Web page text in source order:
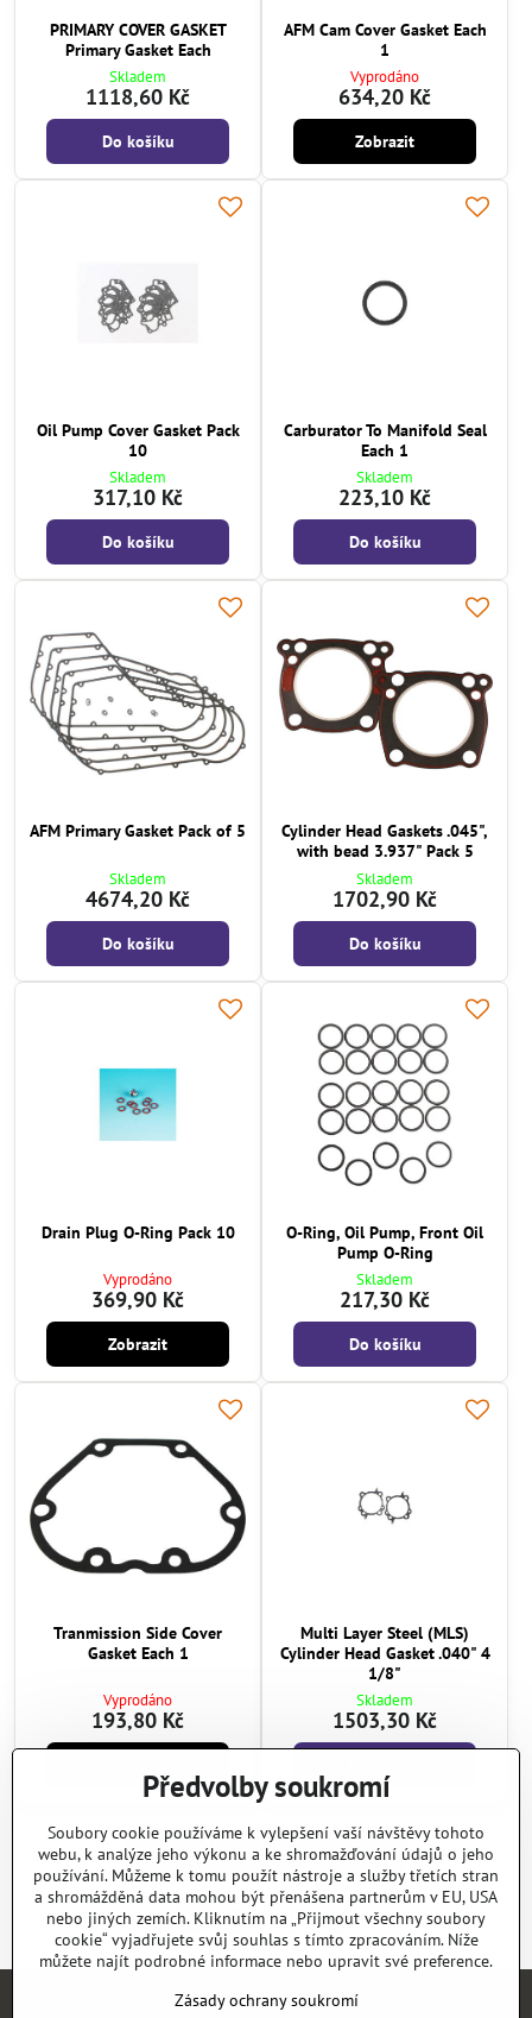
PRIMARY COVER GASKET
Primary Gasket Each
Skladem
1118,60 Kč
Do košíku
AFM Cam Cover Gasket Each
1
Vyprodáno
634,20 Kč
Zobrazit
Oil Pump Cover Gasket Pack
10
Skladem
317,10 Kč
Do košíku
Carburator To Manifold Seal
Each 1
Skladem
223,10 Kč
Do košíku
AFM Primary Gasket Pack of 5
Skladem
4674,20 Kč
Do košíku
Cylinder Head Gaskets .045",
with bead 3.937" Pack 5
Skladem
1702,90 Kč
Do košíku
Drain Plug O-Ring Pack 10
Vyprodáno
369,90 Kč
Zobrazit
O-Ring, Oil Pump, Front Oil
Pump O-Ring
Skladem
217,30 Kč
Do košíku
Tranmission Side Cover
Gasket Each 1
Vyprodáno
193,80 Kč
Multi Layer Steel (MLS)
Cylinder Head Gasket .040" 4
1/8"
Skladem
1503,30 Kč
Další produkty
1 2 19
Předvolby soukromí
Soubory cookie používáme k vylepšení vaší návštěvy tohoto
webu, k analýze jeho výkonu a ke shromažďování údajů o jeho
používání. Můžeme k tomu použít nástroje a služby třetích stran
a shromážděná data mohou být přenášena partnerům v EU, USA
nebo jiných zemích. Kliknutím na „Přijmout všechny soubory
cookie“ vyjadřujete svůj souhlas s tímto zpracováním. Níže
můžete najít podrobné informace nebo upravit své preference.
Zásady ochrany soukromí